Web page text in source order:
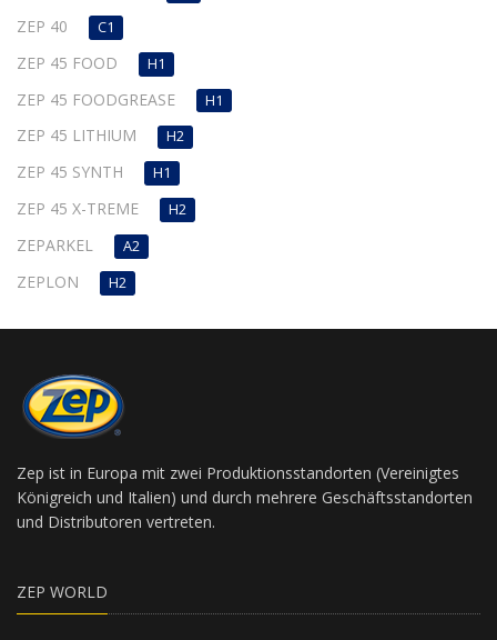
ZEP 40 C1
ZEP 45 FOOD H1
ZEP 45 FOODGREASE H1
ZEP 45 LITHIUM H2
ZEP 45 SYNTH H1
ZEP 45 X-TREME H2
ZEPARKEL A2
ZEPLON H2
Zep ist in Europa mit zwei Produktionsstandorten (Vereinigtes
Königreich und Italien) und durch mehrere Geschäftsstandorten
und Distributoren vertreten.
ZEP WORLD